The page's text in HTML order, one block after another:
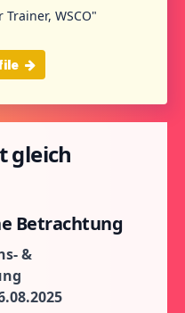
WSCO"
gleich
Betrachtung
&